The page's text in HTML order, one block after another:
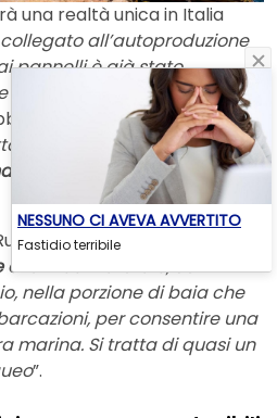
una realtà unica in Italia
all’autoproduzione
pannelli è già stato
situazioni in Italia– fa sapere
di Lerici, Marco Russo –.
di
riossigenare l’acqua per
allo sviluppo della flora
–stiamo ragionando
di un reef naturale, con
nella porzione di baia che
per consentire una
marina. Si tratta di quasi un
”.
NESSUNO CI AVEVA AVVERTITO
Fastidio terribile